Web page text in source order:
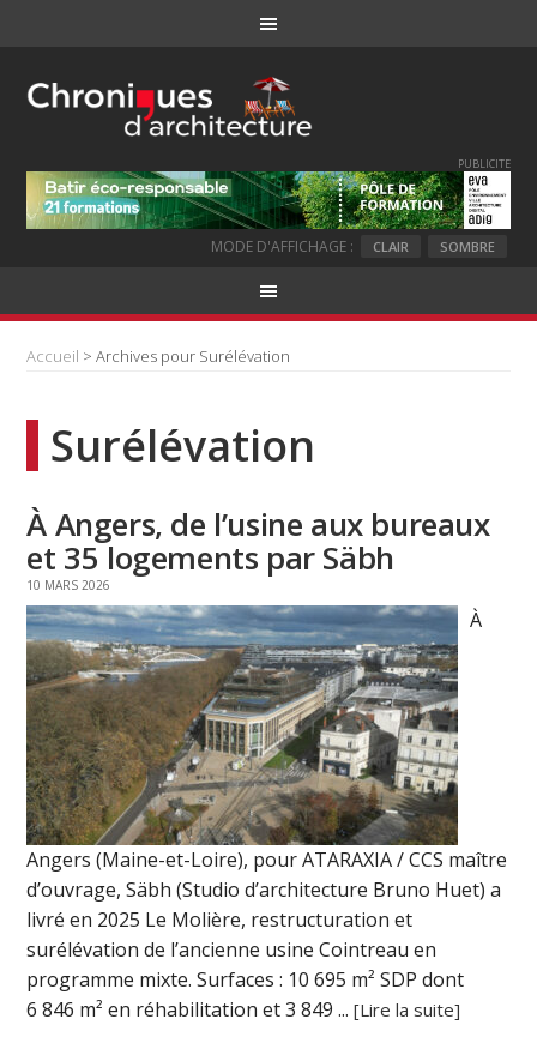
PUBLICITE
MODE D'AFFICHAGE : CLAIR SOMBRE
Accueil > Archives pour Surélévation
Surélévation
À Angers, de l’usine aux bureaux
et 35 logements par Säbh
10 MARS 2026
À
Angers (Maine-et-Loire), pour ATARAXIA / CCS maître
d’ouvrage, Säbh (Studio d’architecture Bruno Huet) a
livré en 2025 Le Molière, restructuration et
surélévation de l’ancienne usine Cointreau en
programme mixte. Surfaces : 10 695 m² SDP dont
6 846 m² en réhabilitation et 3 849 ...[Lire la suite]